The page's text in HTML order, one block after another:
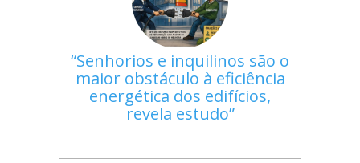
Senhorios e inquilinos são o
maior obstáculo à eficiência
energética dos edifícios,
revela estudo